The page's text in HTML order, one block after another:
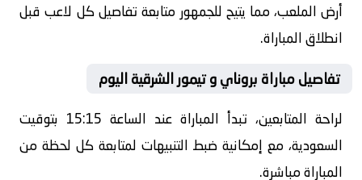
أرض الملعب، مما يتيح للجمهور متابعة تفاصيل كل لاعب قبل
انطلاق المباراة.
تفاصيل مباراة بروناي و تيمور الشرقية اليوم
لراحة المتابعين، تبدأ المباراة عند الساعة 15:15 بتوقيت
السعودية، مع إمكانية ضبط التنبيهات لمتابعة كل لحظة من
المباراة مباشرة.